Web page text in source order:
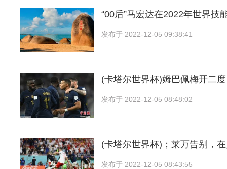
“00后”马宏达在2022年世界技
发布于 2022-12-05 09:38:41
(卡塔尔世界杯)姆巴佩梅开二
发布于 2022-12-05 08:48:02
(卡塔尔世界杯)；莱万告别，
发布于 2022-12-05 08:43:55